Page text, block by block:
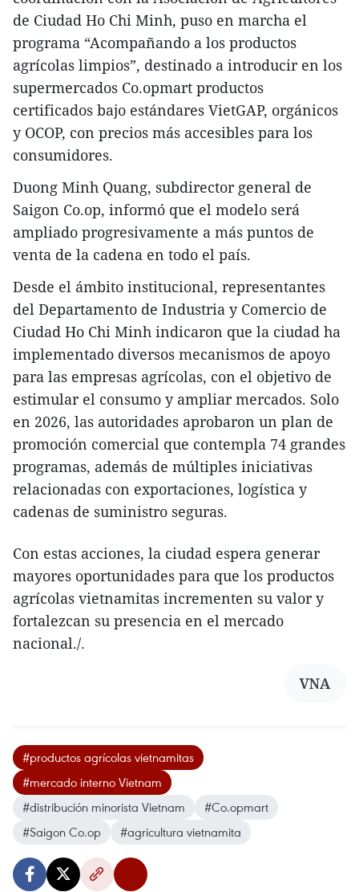
de Ciudad Ho Chi Minh, puso en marcha el
programa “Acompañando a los productos
agrícolas limpios”, destinado a introducir en los
supermercados Co.opmart productos
certificados bajo estándares VietGAP, orgánicos
y OCOP, con precios más accesibles para los
consumidores.
Duong Minh Quang, subdirector general de
Saigon Co.op, informó que el modelo será
ampliado progresivamente a más puntos de
venta de la cadena en todo el país.
Desde el ámbito institucional, representantes
del Departamento de Industria y Comercio de
Ciudad Ho Chi Minh indicaron que la ciudad ha
implementado diversos mecanismos de apoyo
para las empresas agrícolas, con el objetivo de
estimular el consumo y ampliar mercados. Solo
en 2026, las autoridades aprobaron un plan de
promoción comercial que contempla 74 grandes
programas, además de múltiples iniciativas
relacionadas con exportaciones, logística y
cadenas de suministro seguras.
Con estas acciones, la ciudad espera generar
mayores oportunidades para que los productos
agrícolas vietnamitas incrementen su valor y
fortalezcan su presencia en el mercado
nacional./.
VNA
#productos agrícolas vietnamitas
#mercado interno Vietnam
#distribución minorista Vietnam
#Co.opmart
#Saigon Co.op
#agricultura vietnamita